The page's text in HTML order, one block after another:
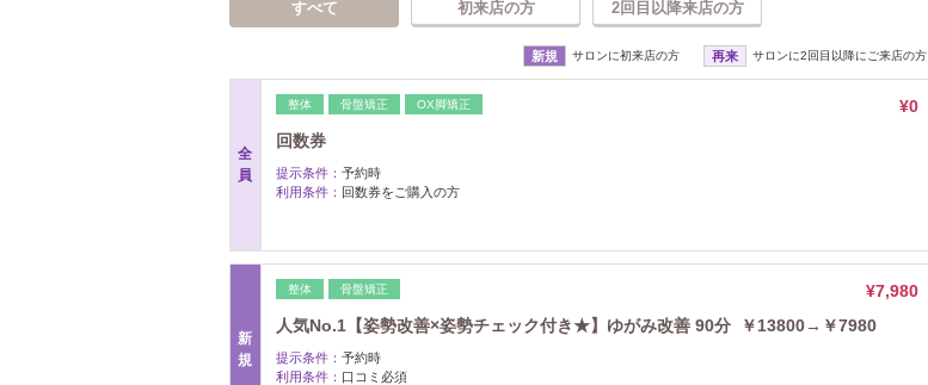
すべて 初来店の方 2回目以降来店の方
新規 サロンに初来店の方 再来 サロンに2回目以降にご来店の方
全
員
整体 骨盤矯正 OX脚矯正
¥0
回数券
提示条件： 予約時
利用条件： 回数券をご購入の方
新
規
整体 骨盤矯正
¥7,980
人気No.1【姿勢改善×姿勢チェック付き★】ゆがみ改善 90分 ￥13800→￥7980
提示条件： 予約時
利用条件： 口コミ必須